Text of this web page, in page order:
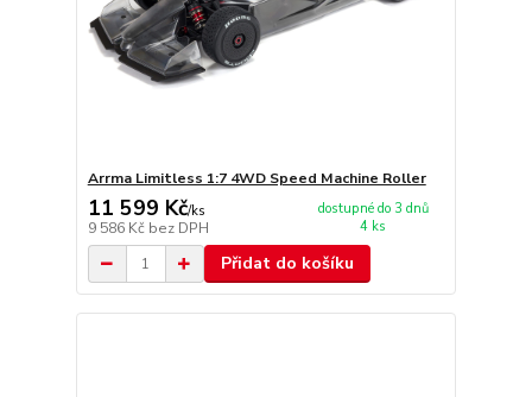
Arrma Limitless 1:7 4WD Speed Machine Roller
11 599 Kč/ks
9 586 Kč bez DPH
dostupné do 3 dnů
4 ks
Přidat do košíku